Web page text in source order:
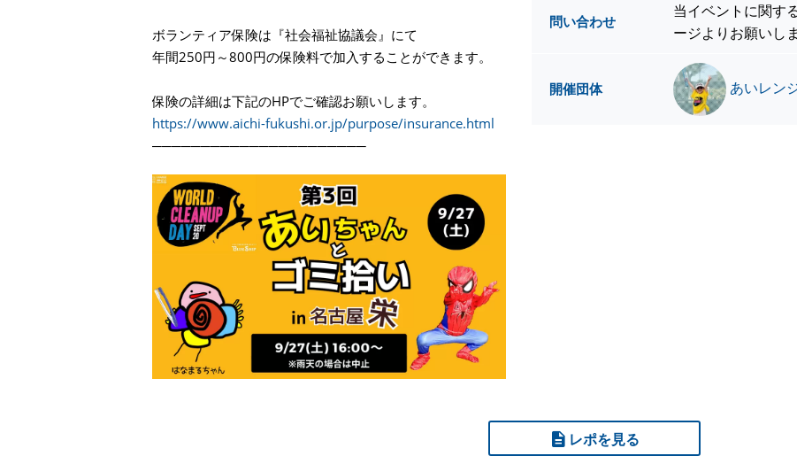
ボランティア保険は『社会福祉協議会』にて
年間250円～800円の保険料で加入することができます。
保険の詳細は下記のHPでご確認お願いします。
https://www.aichi-fukushi.or.jp/purpose/insurance.html
──────────────────────
問い合わせ
当イベントに関す
ージよりお願いし
開催団体 あいレン
レポを見る